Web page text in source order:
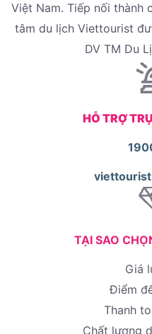
Việt Nam. Tiếp nối thành
tâm du lịch Viettourist
DV TM Du
HỖ TRỢ
TẠI SAO
Giá
Điểm
Thanh
Chất lượng